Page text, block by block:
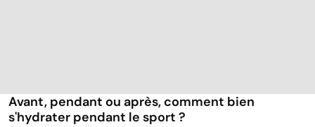
Avant, pendant ou après, comment bien
s'hydrater pendant le sport ?